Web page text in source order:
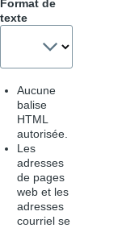
Format de
texte
Aucune
balise
HTML
autorisée.
Les
adresses
de pages
web et les
adresses
courriel se